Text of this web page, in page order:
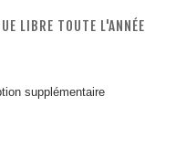
LIBRE TOUTE L'ANNÉE
supplémentaire